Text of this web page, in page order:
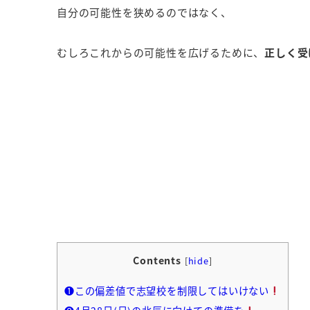
自分の可能性を狭めるのではなく、
むしろこれからの可能性を広げるために、正しく
Contents [hide]
❶この偏差値で志望校を制限してはいけない